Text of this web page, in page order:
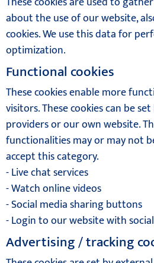
about the use of our website,
cookies. We use this data for
optimization.
Functional cookies
These cookies enable more
visitors. These cookies can be
providers or our own website.
functionalities may or may not
accept this category.
- Live chat services
- Watch online videos
- Social media sharing buttons
- Login to our website with
Advertising / tracking